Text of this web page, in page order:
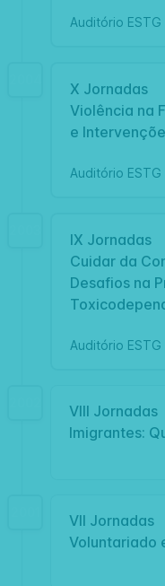
Auditório ESTG
X Jornadas
Violência na
e
Auditório ESTG
IX Jornadas
Cuidar da
Desafios na
Auditório ESTG
VIII Jornadas
Imigrantes:
VII Jornadas
Voluntariado